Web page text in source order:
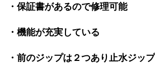
・保証書があるので修理可能
・機能が充実している
・前のジップは２つあり止水ジッ